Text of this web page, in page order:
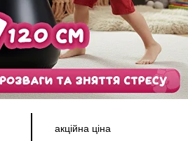
акційна ціна